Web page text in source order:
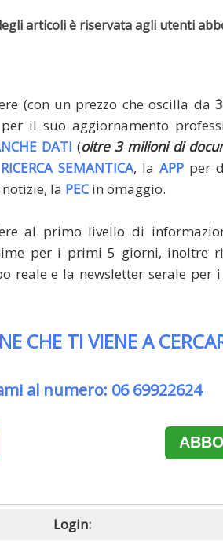
articoli è riservata agli utenti
(con un prezzo che oscilla da
il suo aggiornamento
DATI (oltre 3 milioni di
RICERCA SEMANTICA, la APP per
la PECin omaggio.
al primo livello di
per i primi 5 giorni, inoltre
reale e la newsletter serale per
CHE TI VIENE A
al numero: 06 69922624
Login: